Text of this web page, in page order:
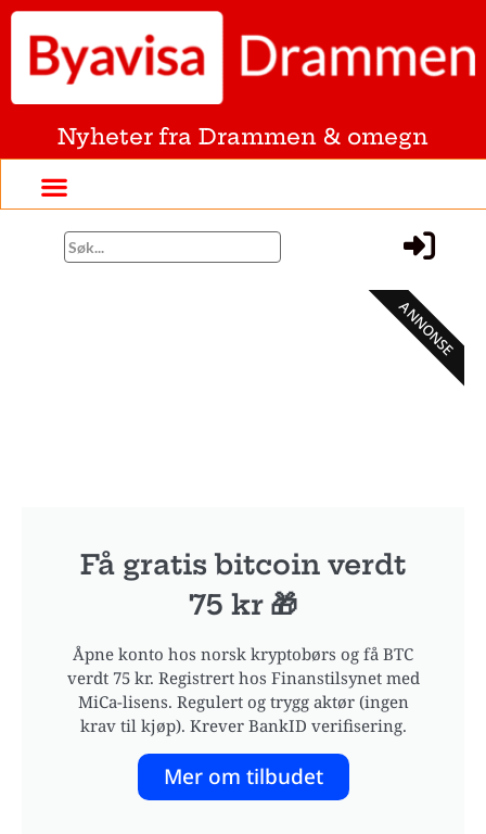
Nyheter fra Drammen & omegn
Få gratis bitcoin verdt
75 kr 🎁
Åpne konto hos norsk kryptobørs og få BTC
verdt 75 kr. Registrert hos Finanstilsynet med
MiCa-lisens. Regulert og trygg aktør (ingen
krav til kjøp). Krever BankID verifisering.
Mer om tilbudet
ANNONSE